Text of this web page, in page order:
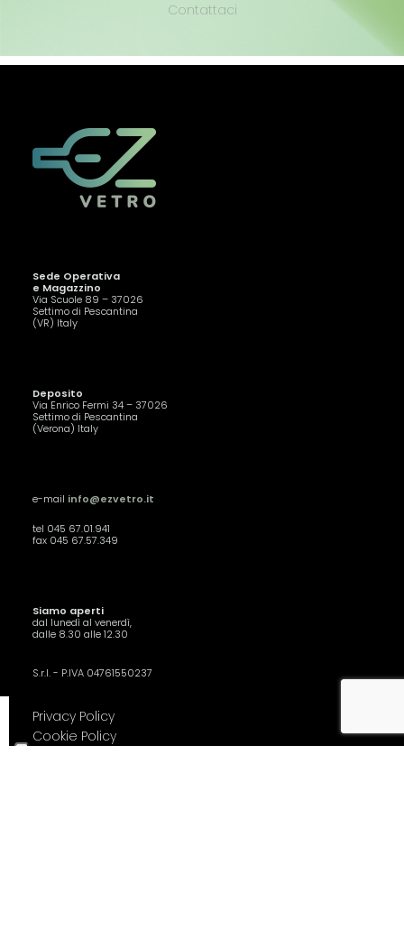
Contattaci
Sede Operativa
e Magazzino
Via Scuole 89 – 37026
Settimo di Pescantina
(VR) Italy
Deposito
Via Enrico Fermi 34 – 37026
Settimo di Pescantina
(Verona) Italy
e-mail info@ezvetro.it
tel 045 67.01.941
fax 045 67.57.349
Siamo aperti
dal lunedì al venerdì,
dalle 8.30 alle 12.30
S.r.l. - P.IVA 04761550237
Privacy Policy
Cookie Policy